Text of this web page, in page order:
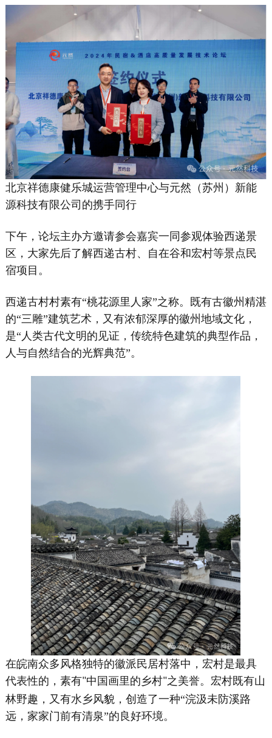
北京祥德康健乐城运营管理中心与元然（苏州）新能
源科技有限公司的携手同行
下午，论坛主办方邀请参会嘉宾一同参观体验西递景
区，大家先后了解西递古村、自在谷和宏村等景点民
宿项目。
西递古村村素有“桃花源里人家”之称。既有古徽州精湛
的“三雕”建筑艺术，又有浓郁深厚的徽州地域文化，
是“人类古代文明的见证，传统特色建筑的典型作品，
人与自然结合的光辉典范”。
在皖南众多风格独特的徽派民居村落中，宏村是最具
代表性的，素有"中国画里的乡村"之美誉。宏村既有山
林野趣，又有水乡风貌，创造了一种“浣汲未防溪路
远，家家门前有清泉”的良好环境。